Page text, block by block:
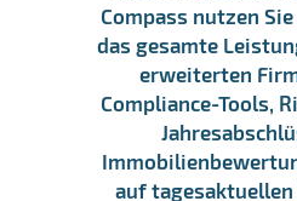
Compass nutzen
das gesamte
erweiterten
Compliance-Tools,
auf tagesaktuellen